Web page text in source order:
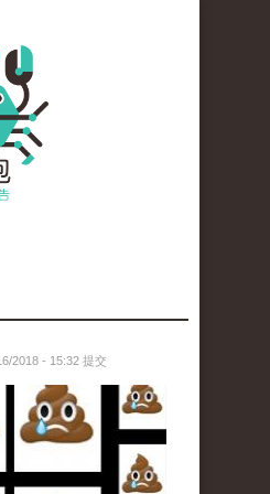
2018 - 15:32 提交